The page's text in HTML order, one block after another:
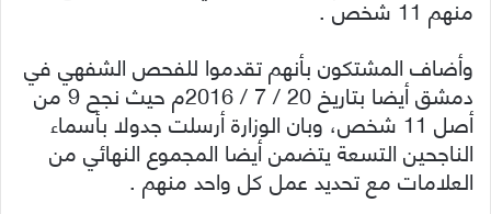
منهم 11 شخص .
وأضاف المشتكون بأنهم تقدموا للفحص الشفهي في
دمشق أيضا بتاريخ 20 / 7 / 2016م حيث نجح 9 من
أصل 11 شخص، وبان الوزارة أرسلت جدولا بأسماء
الناجحين التسعة يتضمن أيضا المجموع النهائي من
العلامات مع تحديد عمل كل واحد منهم .